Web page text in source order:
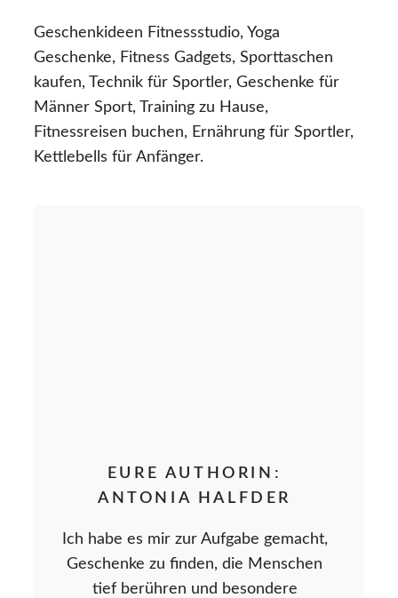
Geschenkideen Fitnessstudio, Yoga
Geschenke, Fitness Gadgets, Sporttaschen
kaufen, Technik für Sportler, Geschenke für
Männer Sport, Training zu Hause,
Fitnessreisen buchen, Ernährung für Sportler,
Kettlebells für Anfänger.
EURE AUTHORIN:
ANTONIA HALFDER
Ich habe es mir zur Aufgabe gemacht,
Geschenke zu finden, die Menschen
tief berühren und besondere